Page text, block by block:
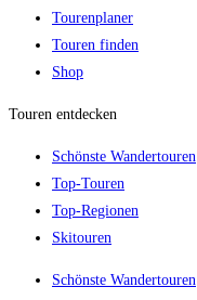
Tourenplaner
Touren finden
Shop
Touren entdecken
Schönste Wandertouren
Top-Touren
Top-Regionen
Skitouren
Schönste Wandertouren